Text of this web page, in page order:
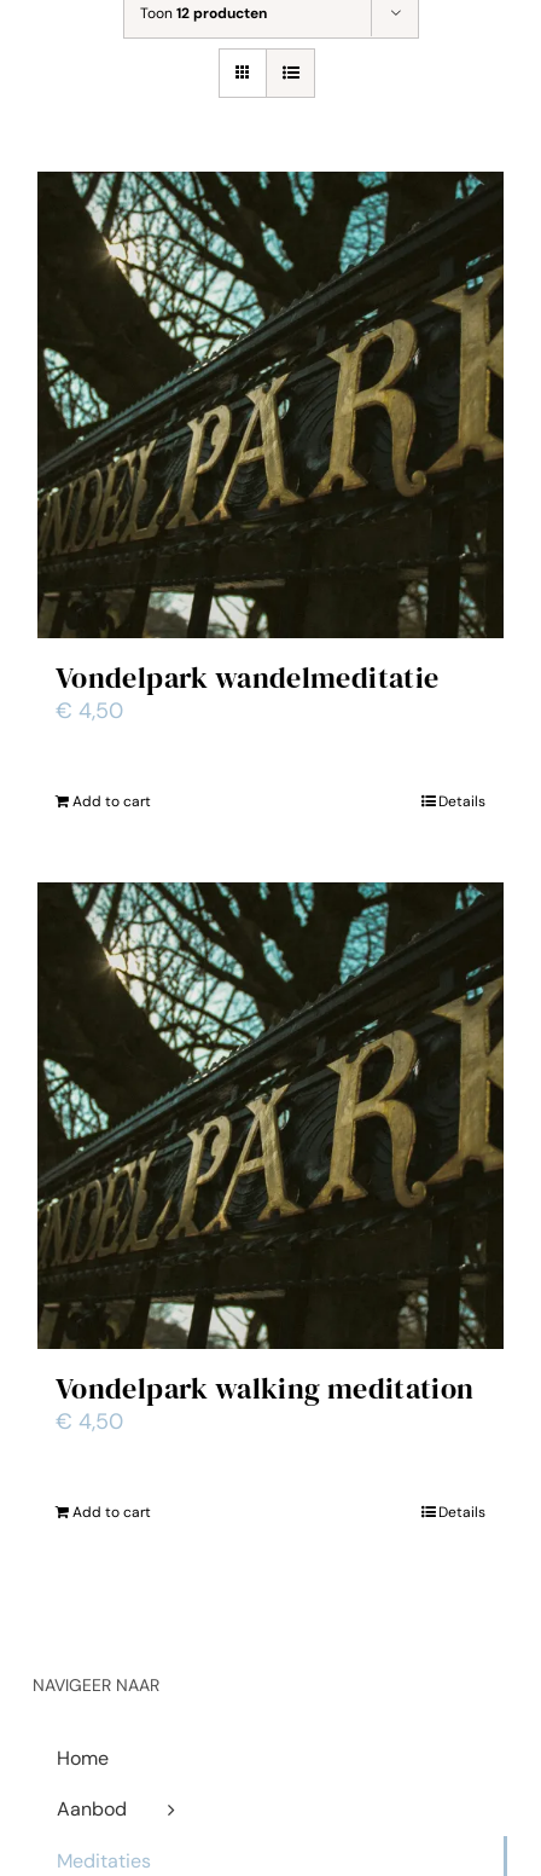
Toon12 producten
Vondelpark wandelmeditatie
€ 4,50
Add to cart Details
Vondelpark walking meditation
€ 4,50
Add to cart Details
NAVIGEER NAAR
Home
Aanbod
Meditaties